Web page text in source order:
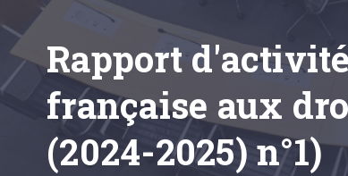
Rapport
française aux
(2024-2025) n°1)